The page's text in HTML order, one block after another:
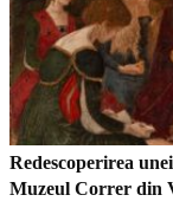
Redescoperirea
Muzeul Correr din